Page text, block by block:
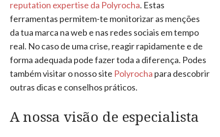
reputation expertise da Polyrocha. Estas
ferramentas permitem-te monitorizar as menções
da tua marca na web e nas redes sociais em tempo
real. No caso de uma crise, reagir rapidamente e de
forma adequada pode fazer toda a diferença. Podes
também visitar o nosso site Polyrocha para descobrir
outras dicas e conselhos práticos.
A nossa visão de especialista